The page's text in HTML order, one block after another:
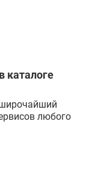
каталоге
любого